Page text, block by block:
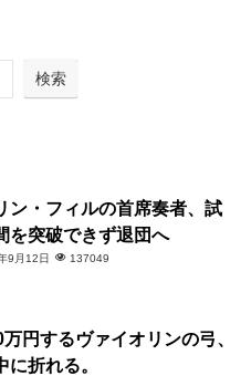
検索
ン・フィルの首席奏者、試
を突破できず退団へ
9月12日 137049
円するヴァイオリンの弓、
に折れる。